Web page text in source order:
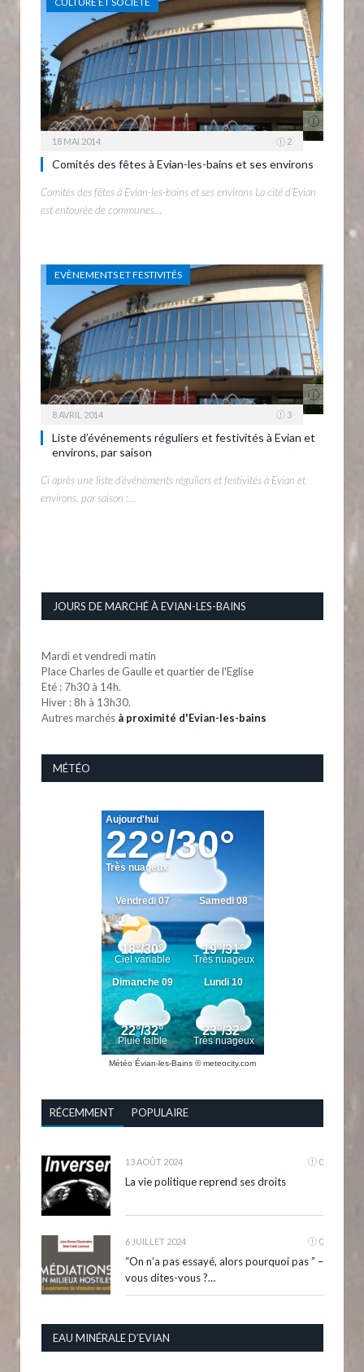
18 MAI 2014 2
Comités des fêtes à Evian-les-bains et ses environs
Comités des fêtes à Evian-les-bains et ses environs La cité d’Evian
est entourée de communes…
EVÈNEMENTS ET FESTIVITÉS
8 AVRIL 2014 3
Liste d’événements réguliers et festivités à Evian et
environs, par saison
Ci après une liste d’événements réguliers et festivités à Evian et
environs, par saison :…
JOURS DE MARCHÉ À EVIAN-LES-BAINS
Mardi et vendredi matin
Place Charles de Gaulle et quartier de l'Eglise
Eté : 7h30 à 14h.
Hiver : 8h à 13h30.
Autres marchés à proximité d'Evian-les-bains
MÉTÉO
Météo Évian-les-Bains © meteocity.com
RÉCEMMENT POPULAIRE
13 AOÛT 2024 0
La vie politique reprend ses droits
6 JUILLET 2024 0
“On n’a pas essayé, alors pourquoi pas ” –
vous dites-vous ?…
EAU MINÉRALE D’EVIAN